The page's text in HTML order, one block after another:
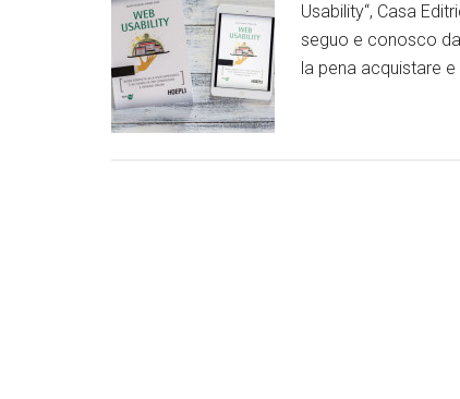
Usability“, Casa
seguo e conosco
la pena acquistare